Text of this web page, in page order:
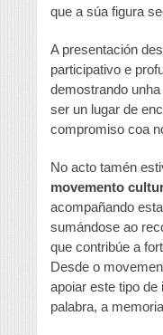
que a súa figura
A presentación
participativo e
demostrando
ser un lugar de
compromiso coa
No acto tamén
movemento
acompañando
sumándose ao
que contribúe a
Desde o
apoiar este tipo
palabra, a